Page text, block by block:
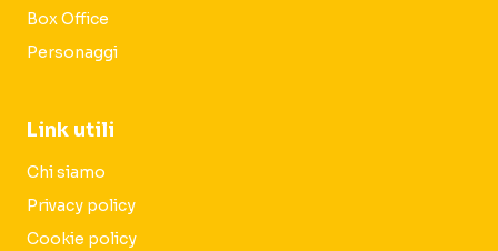
Box Office
Personaggi
Link utili
Chi siamo
Privacy policy
Cookie policy